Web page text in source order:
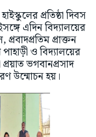
প্রতিষ্ঠা দিবস
এদিন বিদ্যালয়ের
প্রবাদপ্রতিম প্রাক্তন
ও বিদ্যালয়ের
ভগবানপ্রসাদ
উন্মোচন হয়।